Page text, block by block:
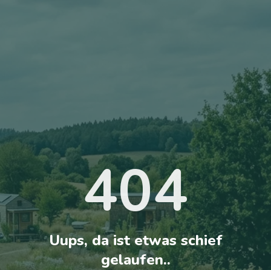
404
Uups, da ist etwas schief
gelaufen..